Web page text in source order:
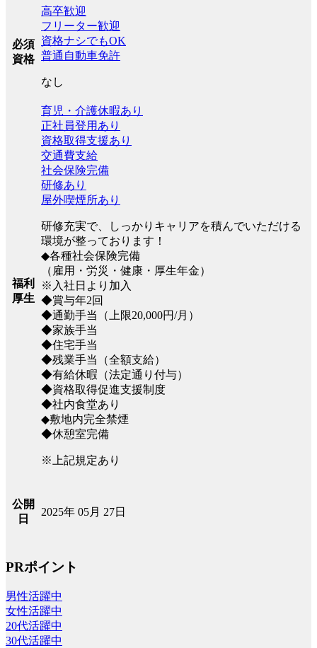
必須
資格
高卒歓迎
フリーター歓迎
資格ナシでもOK
普通自動車免許
なし
福利
厚生
育児・介護休暇あり
正社員登用あり
資格取得支援あり
交通費支給
社会保険完備
研修あり
屋外喫煙所あり
研修充実で、しっかりキャリアを積んでいただける
環境が整っております！
◆各種社会保険完備
（雇用・労災・健康・厚生年金）
※入社日より加入
◆賞与年2回
◆通勤手当（上限20,000円/月）
◆家族手当
◆住宅手当
◆残業手当（全額支給）
◆有給休暇（法定通り付与）
◆資格取得促進支援制度
◆社内食堂あり
◆敷地内完全禁煙
◆休憩室完備
※上記規定あり
公開
日
2025年 05月 27日
PRポイント
男性活躍中
女性活躍中
20代活躍中
30代活躍中